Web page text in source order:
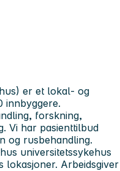
er et lokal- og
innbyggere.
forskning,
Vi har pasienttilbud
og rusbehandling.
universitetssykehus
lokasjoner. Arbeidsgiver